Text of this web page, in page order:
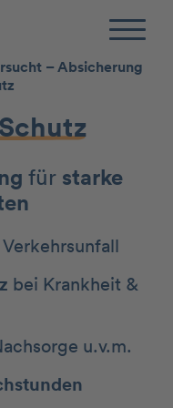
für starke
bei Krankheit &
u.v.m.